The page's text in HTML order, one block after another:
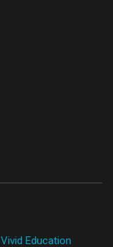
Vivid Education